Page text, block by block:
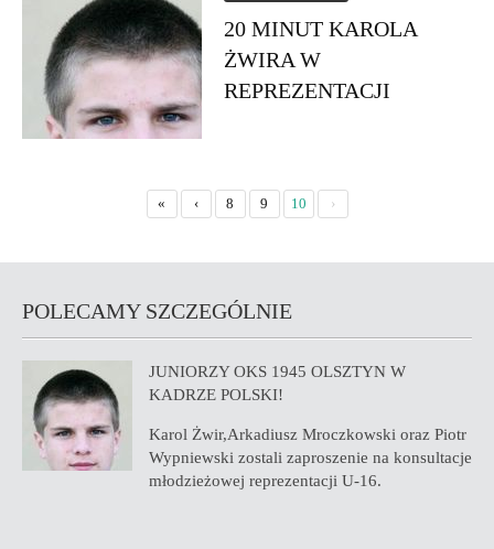
20 MINUT KAROLA
ŻWIRA W
REPREZENTACJI
« ‹ 8 9 10 ›
POLECAMY SZCZEGÓLNIE
JUNIORZY OKS 1945 OLSZTYN W
KADRZE POLSKI!
Karol Żwir,Arkadiusz Mroczkowski oraz Piotr
Wypniewski zostali zaproszenie na konsultacje
młodzieżowej reprezentacji U-16.